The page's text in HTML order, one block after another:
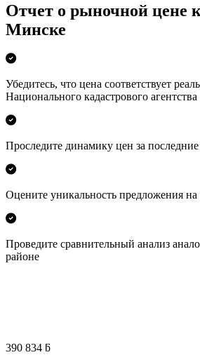
Отчет о рыночной цене
Минске
Убедитесь, что цена соответствует
Национального кадастрового агентства
Проследите динамику цен за
Оцените уникальность предложения
Проведите сравнительный анализ
районе
390 834 ƃ